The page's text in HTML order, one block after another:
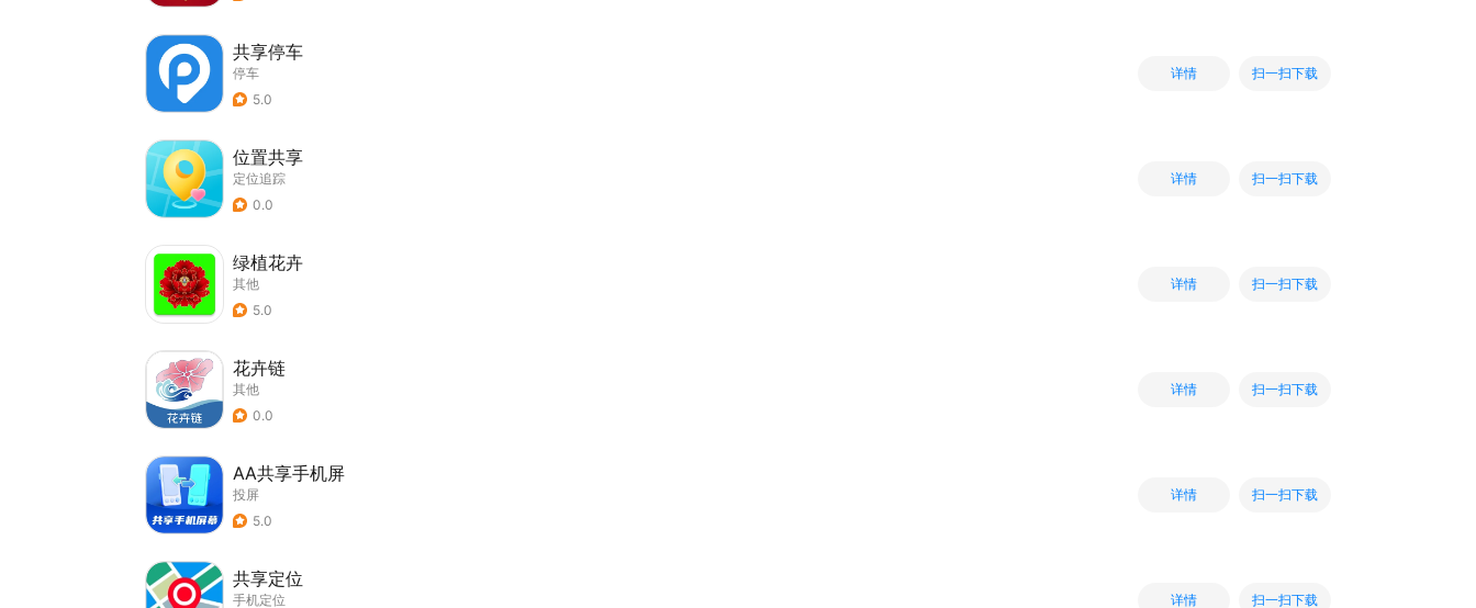
共享停车
停车
5.0
详情 扫一扫下载
位置共享
定位追踪
0.0
详情 扫一扫下载
绿植花卉
其他
5.0
详情 扫一扫下载
花卉链
其他
0.0
详情 扫一扫下载
AA共享手机屏
投屏
5.0
详情 扫一扫下载
共享定位
手机定位
详情 扫一扫下载